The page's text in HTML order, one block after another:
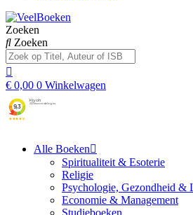
Zoeken
Zoeken
€ 0,00 0 Winkelwagen
Alle Boeken
Spiritualiteit & Esoterie
Religie
Psychologie, Gezondheid &
Economie & Management
Studieboeken